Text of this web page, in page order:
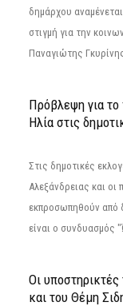
δημάρχου
στιγμή για την
Παναγιώτης
Πρόβλεψη για
Ηλία στις
Στις δημοτικές
Αλεξάνδρειας και οι
εκπροσωπηθούν από
είναι ο συνδυασμός
Οι
και του Θέμη